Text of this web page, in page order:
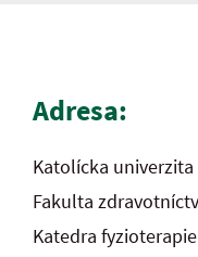
Adresa:
Katolícka
Fakulta
Katedra fyzioterapie